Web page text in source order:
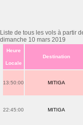
Liste de tous les vols à partir
dimanche 10 mars 2019
Heure
Locale
Destination
13:50:00 MITIGA
22:45:00 MITIGA